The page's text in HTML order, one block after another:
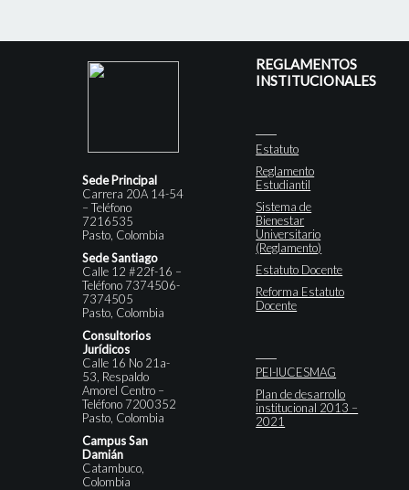
Sede Principal
Carrera 20A 14-54
– Teléfono
7216535
Pasto, Colombia
Sede Santiago
Calle 12 #22f-16 –
Teléfono 7374506-
7374505
Pasto, Colombia
Consultorios
Jurídicos
Calle 16 No 21a-
53, Respaldo
Amorel Centro –
Teléfono 7200352
Pasto, Colombia
Campus San
Damián
Catambuco,
Colombia
REGLAMENTOS
INSTITUCIONALES
Estatuto
Reglamento
Estudiantil
Sistema de
Bienestar
Universitario
(Reglamento)
Estatuto Docente
Reforma Estatuto
Docente
PEI-IUCESMAG
Plan de desarrollo
institucional 2013 –
2021